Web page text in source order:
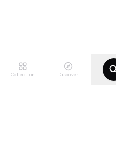
Collection Discover